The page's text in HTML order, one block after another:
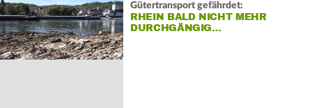
Gütertransport gefährdet:
RHEIN BALD NICHT MEHR
DURCHGÄNGIG…